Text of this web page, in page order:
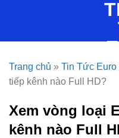
Trang chủ » Tin Tức Euro
tiếp kênh nào Full HD?
Xem vòng loại
kênh nào Full